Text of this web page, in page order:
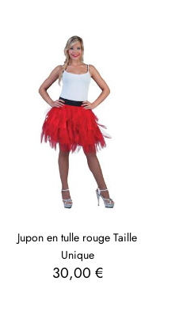
Jupon en tulle rouge Taille
Unique
30,00 €